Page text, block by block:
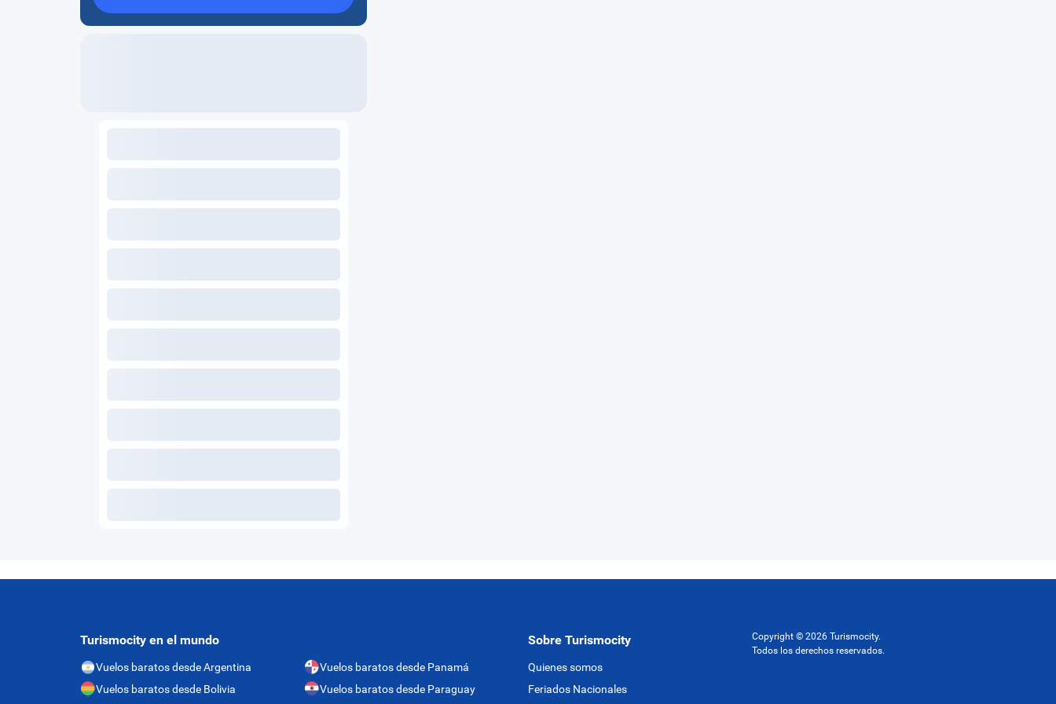
Turismocity en el mundo
Vuelos baratos desde Argentina
Vuelos baratos desde Bolivia
Vuelos baratos desde Panamá
Vuelos baratos desde Paraguay
Sobre Turismocity
Quienes somos
Feriados Nacionales
Copyright © 2026 Turismocity.
Todos los derechos reservados.